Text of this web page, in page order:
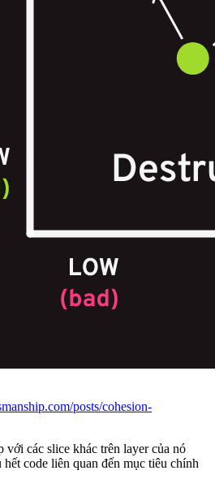
posts/cohesion-
các slice khác trên layer của nó
code liên quan đến mục tiêu chính